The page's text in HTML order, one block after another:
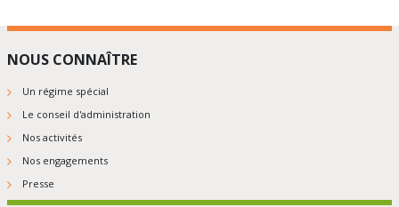
NOUS CONNAÎTRE
Un régime spécial
Le conseil d'administration
Nos activités
Nos engagements
Presse